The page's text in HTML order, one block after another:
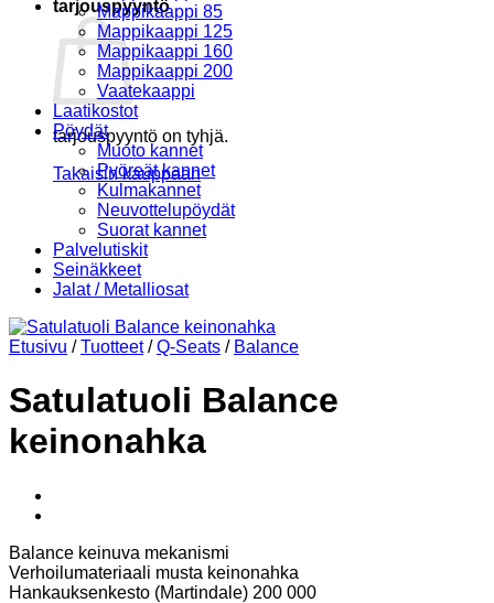
tarjouspyyntö
tarjouspyyntö on tyhjä.
Takaisin kauppaan
Mappikaappi 85
Mappikaappi 125
Mappikaappi 160
Mappikaappi 200
Vaatekaappi
Laatikostot
Pöydät
Muoto kannet
Pyöreät kannet
Kulmakannet
Neuvottelupöydät
Suorat kannet
Palvelutiskit
Seinäkkeet
Jalat / Metalliosat
Etusivu / Tuotteet / Q-Seats / Balance
Satulatuoli Balance
keinonahka
Balance keinuva mekanismi
Verhoilumateriaali musta keinonahka
Hankauksenkesto (Martindale) 200 000